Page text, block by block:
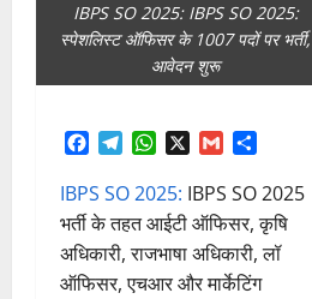
IBPS SO 2025: IBPS SO 2025:
स्पेशलिस्ट ऑफिसर के 1007 पदों पर भर्ती,
आवेदन शुरू
Facebook
TelegramWhatsAppGmail
IBPS SO 2025: IBPS SO 2025
भर्ती के तहत आईटी ऑफिसर, कृषि
अधिकारी, राजभाषा अधिकारी, लॉ
ऑफिसर, एचआर और मार्केटिंग